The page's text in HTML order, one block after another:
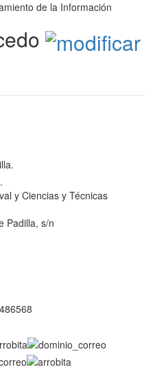
de la Información
y Ciencias y Técnicas
Padilla, s/n